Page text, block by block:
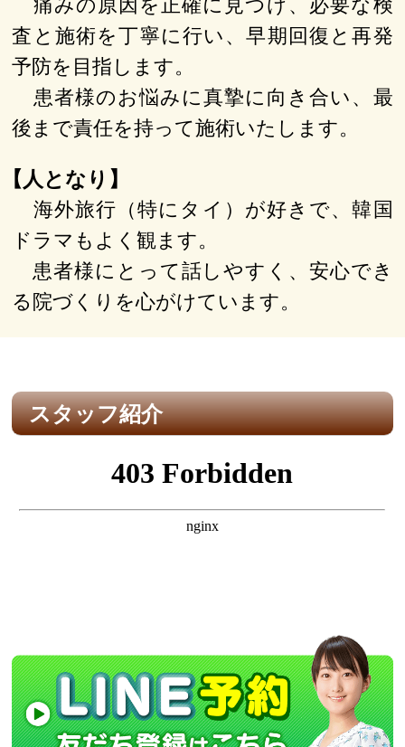
痛みの原因を正確に見つけ、必要な検
査と施術を丁寧に行い、早期回復と再発
予防を目指します。
患者様のお悩みに真摯に向き合い、最
後まで責任を持って施術いたします。
【人となり】
海外旅行（特にタイ）が好きで、韓国
ドラマもよく観ます。
患者様にとって話しやすく、安心でき
る院づくりを心がけています。
スタッフ紹介